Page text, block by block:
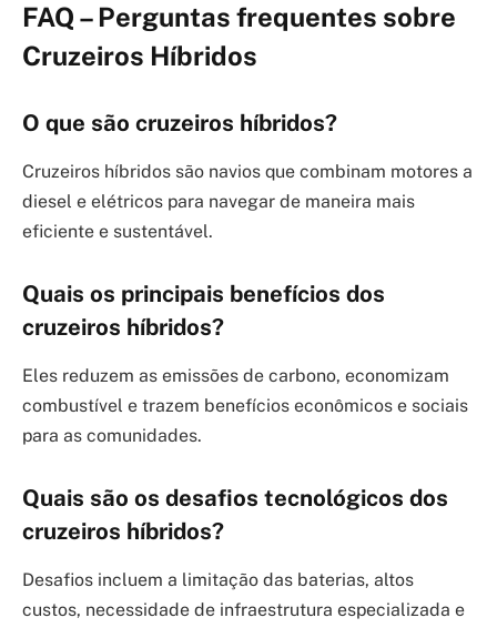
FAQ – Perguntas frequentes sobre
Cruzeiros Híbridos
O que são cruzeiros híbridos?
Cruzeiros híbridos são navios que combinam motores a
diesel e elétricos para navegar de maneira mais
eficiente e sustentável.
Quais os principais benefícios dos
cruzeiros híbridos?
Eles reduzem as emissões de carbono, economizam
combustível e trazem benefícios econômicos e sociais
para as comunidades.
Quais são os desafios tecnológicos dos
cruzeiros híbridos?
Desafios incluem a limitação das baterias, altos
custos, necessidade de infraestrutura especializada e